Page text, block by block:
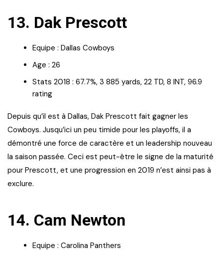
13. Dak Prescott
Equipe : Dallas Cowboys
Age : 26
Stats 2018 : 67.7%, 3 885 yards, 22 TD, 8 INT, 96.9
rating
Depuis qu’il est à Dallas, Dak Prescott fait gagner les
Cowboys. Jusqu’ici un peu timide pour les playoffs, il a
démontré une force de caractère et un leadership nouveau
la saison passée. Ceci est peut-être le signe de la maturité
pour Prescott, et une progression en 2019 n’est ainsi pas à
exclure.
14. Cam Newton
Equipe : Carolina Panthers